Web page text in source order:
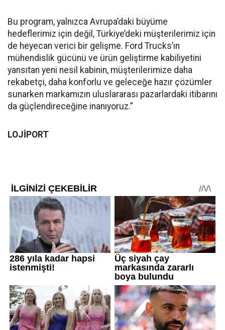
Bu program, yalnızca Avrupa’daki büyüme
hedeflerimiz için değil, Türkiye’deki müşterilerimiz için
de heyecan verici bir gelişme. Ford Trucks’ın
mühendislik gücünü ve ürün geliştirme kabiliyetini
yansıtan yeni nesil kabinin, müşterilerimize daha
rekabetçi, daha konforlu ve geleceğe hazır çözümler
sunarken markamızın uluslararası pazarlardaki itibarını
da güçlendireceğine inanıyoruz.”
LOJİPORT